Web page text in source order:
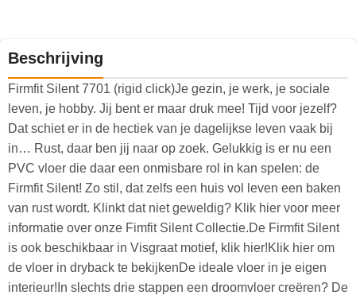
Beschrijving
Firmfit Silent 7701 (rigid click)Je gezin, je werk, je sociale
leven, je hobby. Jij bent er maar druk mee! Tijd voor jezelf?
Dat schiet er in de hectiek van je dagelijkse leven vaak bij
in… Rust, daar ben jij naar op zoek. Gelukkig is er nu een
PVC vloer die daar een onmisbare rol in kan spelen: de
Firmfit Silent! Zo stil, dat zelfs een huis vol leven een baken
van rust wordt. Klinkt dat niet geweldig? Klik hier voor meer
informatie over onze Fimfit Silent Collectie.De Firmfit Silent
is ook beschikbaar in Visgraat motief, klik hier!Klik hier om
de vloer in dryback te bekijkenDe ideale vloer in je eigen
interieur!In slechts drie stappen een droomvloer creëren? De